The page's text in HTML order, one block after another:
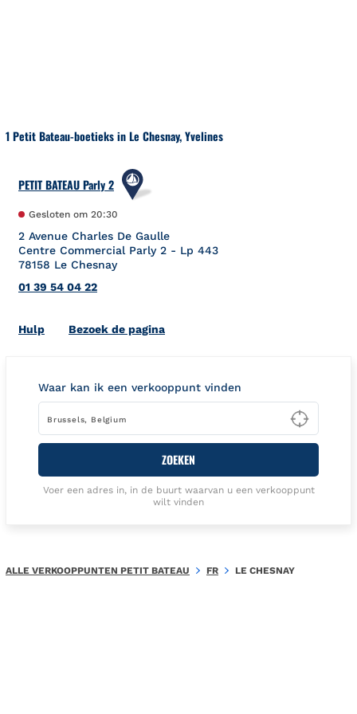
1 Petit Bateau-boetieks in Le Chesnay, Yvelines
PETIT BATEAU Parly 2
Gesloten om 20:30
2 Avenue Charles De Gaulle
Centre Commercial Parly 2 - Lp 443
78158 Le Chesnay
01 39 54 04 22
HulpLink Opens in New Tab
Bezoek de pagina
Waar kan ik een verkooppunt vinden
Type
ZOEKEN
Voer een adres in, in de buurt waarvan u een verkooppunt
wilt vinden
ALLE VERKOOPPUNTEN PETIT BATEAU FR LE CHESNAY